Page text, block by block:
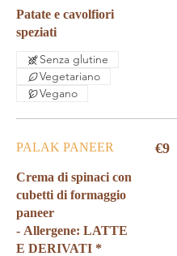
Patate e cavolfiori
speziati
Senza glutine
Vegetariano
Vegano
PALAK PANEER
Crema di spinaci con
cubetti di formaggio
paneer
- Allergene: LATTE
E DERIVATI *
€9